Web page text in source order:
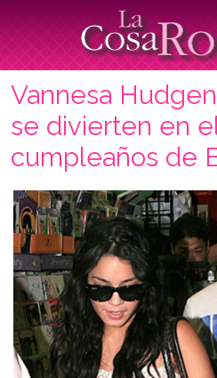
Vannesa
se divierten en
cumpleaños de